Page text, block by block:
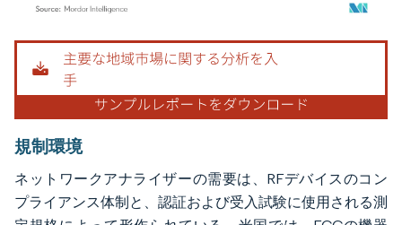
画像 © Mordor Intelligence。再利用にはCC BY 4.0の表示が必要です。
規制環境
ネットワークアナライザーの需要は、RFデバイスのコン
プライアンス体制と、認証および受入試験に使用される測